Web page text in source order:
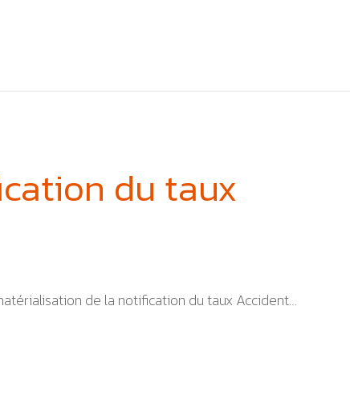
du taux
de la notification du taux Accident…